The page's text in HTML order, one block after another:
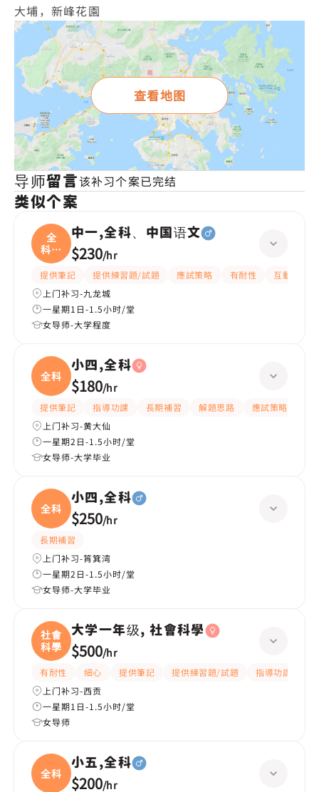
大埔，新峰花園
查看地图
导师留言该补习个案已完结
类似个案
全
科、
中国
中一,全科、中国语文
$230/hr
提供筆記 提供練習題/試題 應試策略 有耐性
互動教學
上门补习-九龙城
一星期1日-1.5小时/堂
女导师-大学程度
全科
小四,全科
$180/hr
提供筆記 指導功課 長期補習 解題思路 應試策略
上门补习-黄大仙
一星期2日-1.5小时/堂
女导师-大学毕业
全科
小四,全科
$250/hr
長期補習
上门补习-筲箕湾
一星期2日-1.5小时/堂
女导师-大学毕业
社會
科學
大学一年级, 社會科學
$500/hr
有耐性 細心 提供筆記 提供練習題/試題 指導功課
上门补习-西贡
一星期1日-1.5小时/堂
女导师
全科
小五,全科
$200/hr